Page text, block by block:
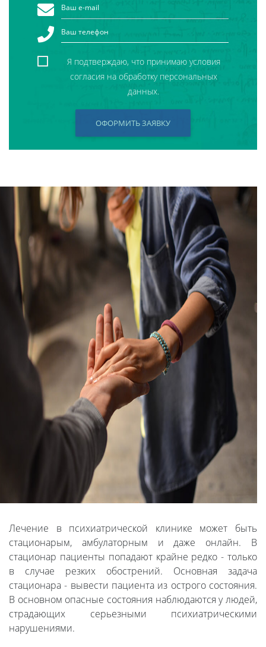
Я подтверждаю, что принимаю условия
согласия на обработку персональных
данных.
ОФОРМИТЬ ЗАЯВКУ
Лечение в психиатрической клинике может быть
стационарым, амбулаторным и даже онлайн. В
стационар пациенты попадают крайне редко - только
в случае резких обострений. Основная задача
стационара - вывести пациента из острого состояния.
В основном опасные состояния наблюдаются у людей,
страдающих серьезными психиатрическими
нарушениями.